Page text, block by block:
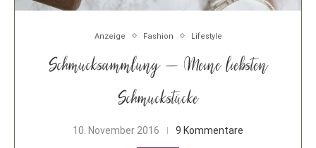
Anzeige Fashion Lifestyle
Schmucksammlung – Meine liebsten
Schmuckstücke
10. November 2016 9 Kommentare